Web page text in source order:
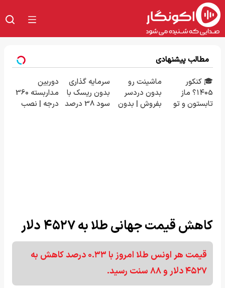
مطالب پیشنهادی
🎓 کنکور
۱۴۰5؟ ماز
تابستون و تو
ماشینت رو
بدون دردسر
بفروش | بدون
سرمایه گذاری
بدون ریسک با
سود 38 درصد
دوربین
مداربسته 360
درجه | نصب
کاهش قیمت جهانی طلا به ۴۵۲۷ دلار
قیمت هر اونس طلا امروز با ۰.۳۳ درصد کاهش به
۴۵۲۷ دلار و ۸۸ سنت رسید.